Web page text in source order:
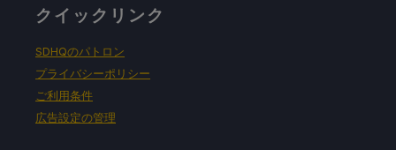
クイックリンク
SDHQのパトロン
プライバシーポリシー
ご利用条件
広告設定の管理